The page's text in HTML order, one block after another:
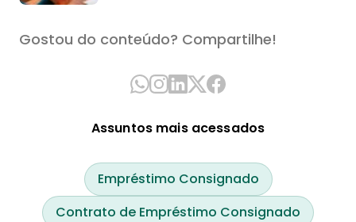
Gostou do conteúdo? Compartilhe!
Assuntos mais acessados
Empréstimo Consignado
Contrato de Empréstimo Consignado